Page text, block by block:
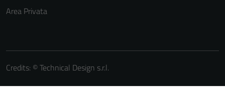
Area Privata
Credits: ©Technical Design s.r.l.